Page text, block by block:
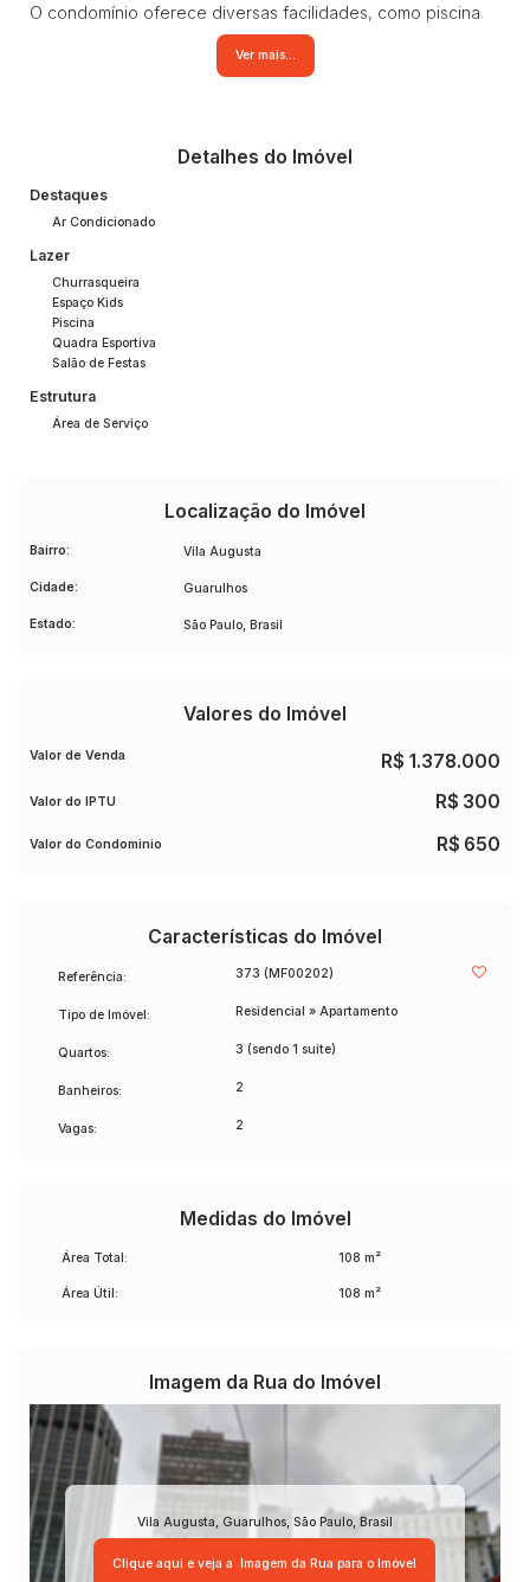
O condomínio oferece diversas facilidades, como piscina
aquecida, churrasqueira, brinquedoteca e espaço gourmet,
garantindo momentos de lazer e diversão.
A localização é estratégica, próximo a comércios e com
conforto e praticidade.
Ver mais...
Detalhes do Imóvel
Destaques
Ar Condicionado
Lazer
Churrasqueira
Espaço Kids
Piscina
Quadra Esportiva
Salão de Festas
Estrutura
Área de Serviço
Localização do Imóvel
Bairro: Vila Augusta
Cidade: Guarulhos
Estado: São Paulo, Brasil
Valores do Imóvel
R$ 1.378.000
Valor de Venda
Valor do IPTU R$ 300
Valor do Condominio R$ 650
Características do Imóvel
Referência: 373 (MF00202)
Tipo de Imóvel: Residencial » Apartamento
Quartos: 3 (sendo 1 suíte)
Banheiros: 2
Vagas: 2
Medidas do Imóvel
Área Total: 108 m²
Área Útil: 108 m²
Imagem da Rua do Imóvel
Vila Augusta, Guarulhos, São Paulo, Brasil
Clique aqui e veja a Imagem da Rua para o Imóvel